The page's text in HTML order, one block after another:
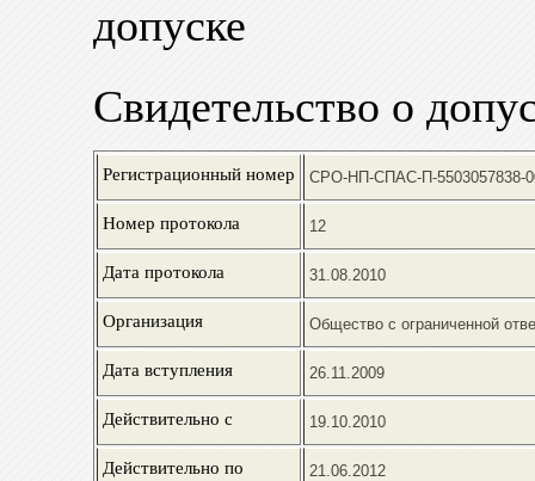
допуске
Свидетельство о
Регистрационный номер СРО-НП-СПАС-П-5503057838-
Номер протокола 12
Дата протокола 31.08.2010
Организация Общество с ограниченной
Дата вступления 26.11.2009
Действительно с 19.10.2010
Действительно по 21.06.2012